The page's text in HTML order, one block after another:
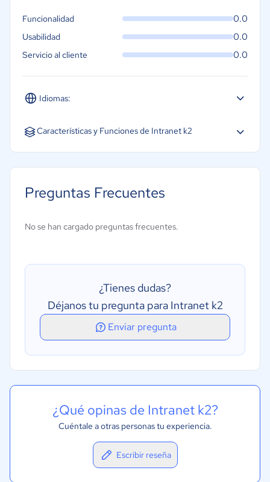
Idiomas:
Español
Funcionalidad 0.0
Usabilidad 0.0
Servicio al cliente 0.0
Características y Funciones de Intranet k2
Gestión de políticas
Preguntas Frecuentes
No se han cargado preguntas frecuentes.
¿Tienes dudas?
Déjanos tu pregunta para Intranet k2
Enviar pregunta
¿Qué opinas de Intranet k2?
Cuéntale a otras personas tu experiencia.
Escribir reseña